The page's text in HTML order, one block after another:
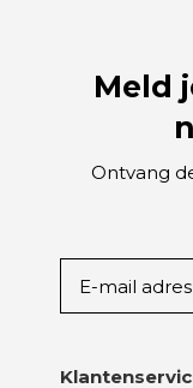
Meld
Ontvang